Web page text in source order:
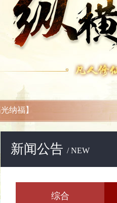
纳福】
新闻公告 / NEW
综合